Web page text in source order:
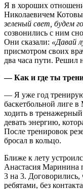
Я в хороших
Николаевичем
зеленый свет, будем
созвонились с ним
Они сказали: «Давай
присмотром своих
два часа пути. Решил
— Как и где ты
— Я уже год
баскетбольной лиге
ходить в
девать энергию,
После тренировок
бросал в кольцо.
Ближе к лету
Анастасия Маринина
3 на 3. Договорились,
ребятами, без